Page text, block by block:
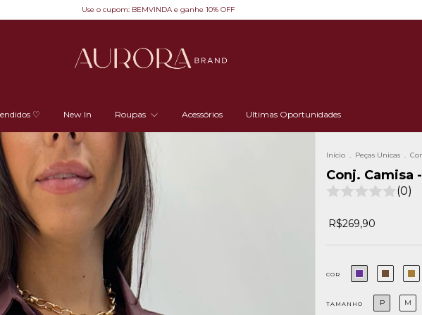
Use o cupom: BEMVINDA e ganhe 10% OFF
♡ New In Roupas Acessórios Ultimas Oportunidades
Início . Peças Unicas .
Conj. Camisa
(0)
R$269,90
COR
TAMANHO P M